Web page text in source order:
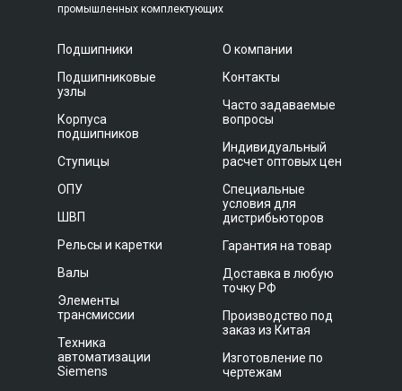
промышленных комплектующих
Подшипники
Подшипниковые
узлы
Корпуса
подшипников
Ступицы
ОПУ
ШВП
Рельсы и каретки
Валы
Элементы
трансмиссии
Техника
автоматизации
Siemens
О компании
Контакты
Часто задаваемые
вопросы
Индивидуальный
расчет оптовых цен
Специальные
условия для
дистрибьюторов
Гарантия на товар
Доставка в любую
точку РФ
Производство под
заказ из Китая
Изготовление по
чертежам